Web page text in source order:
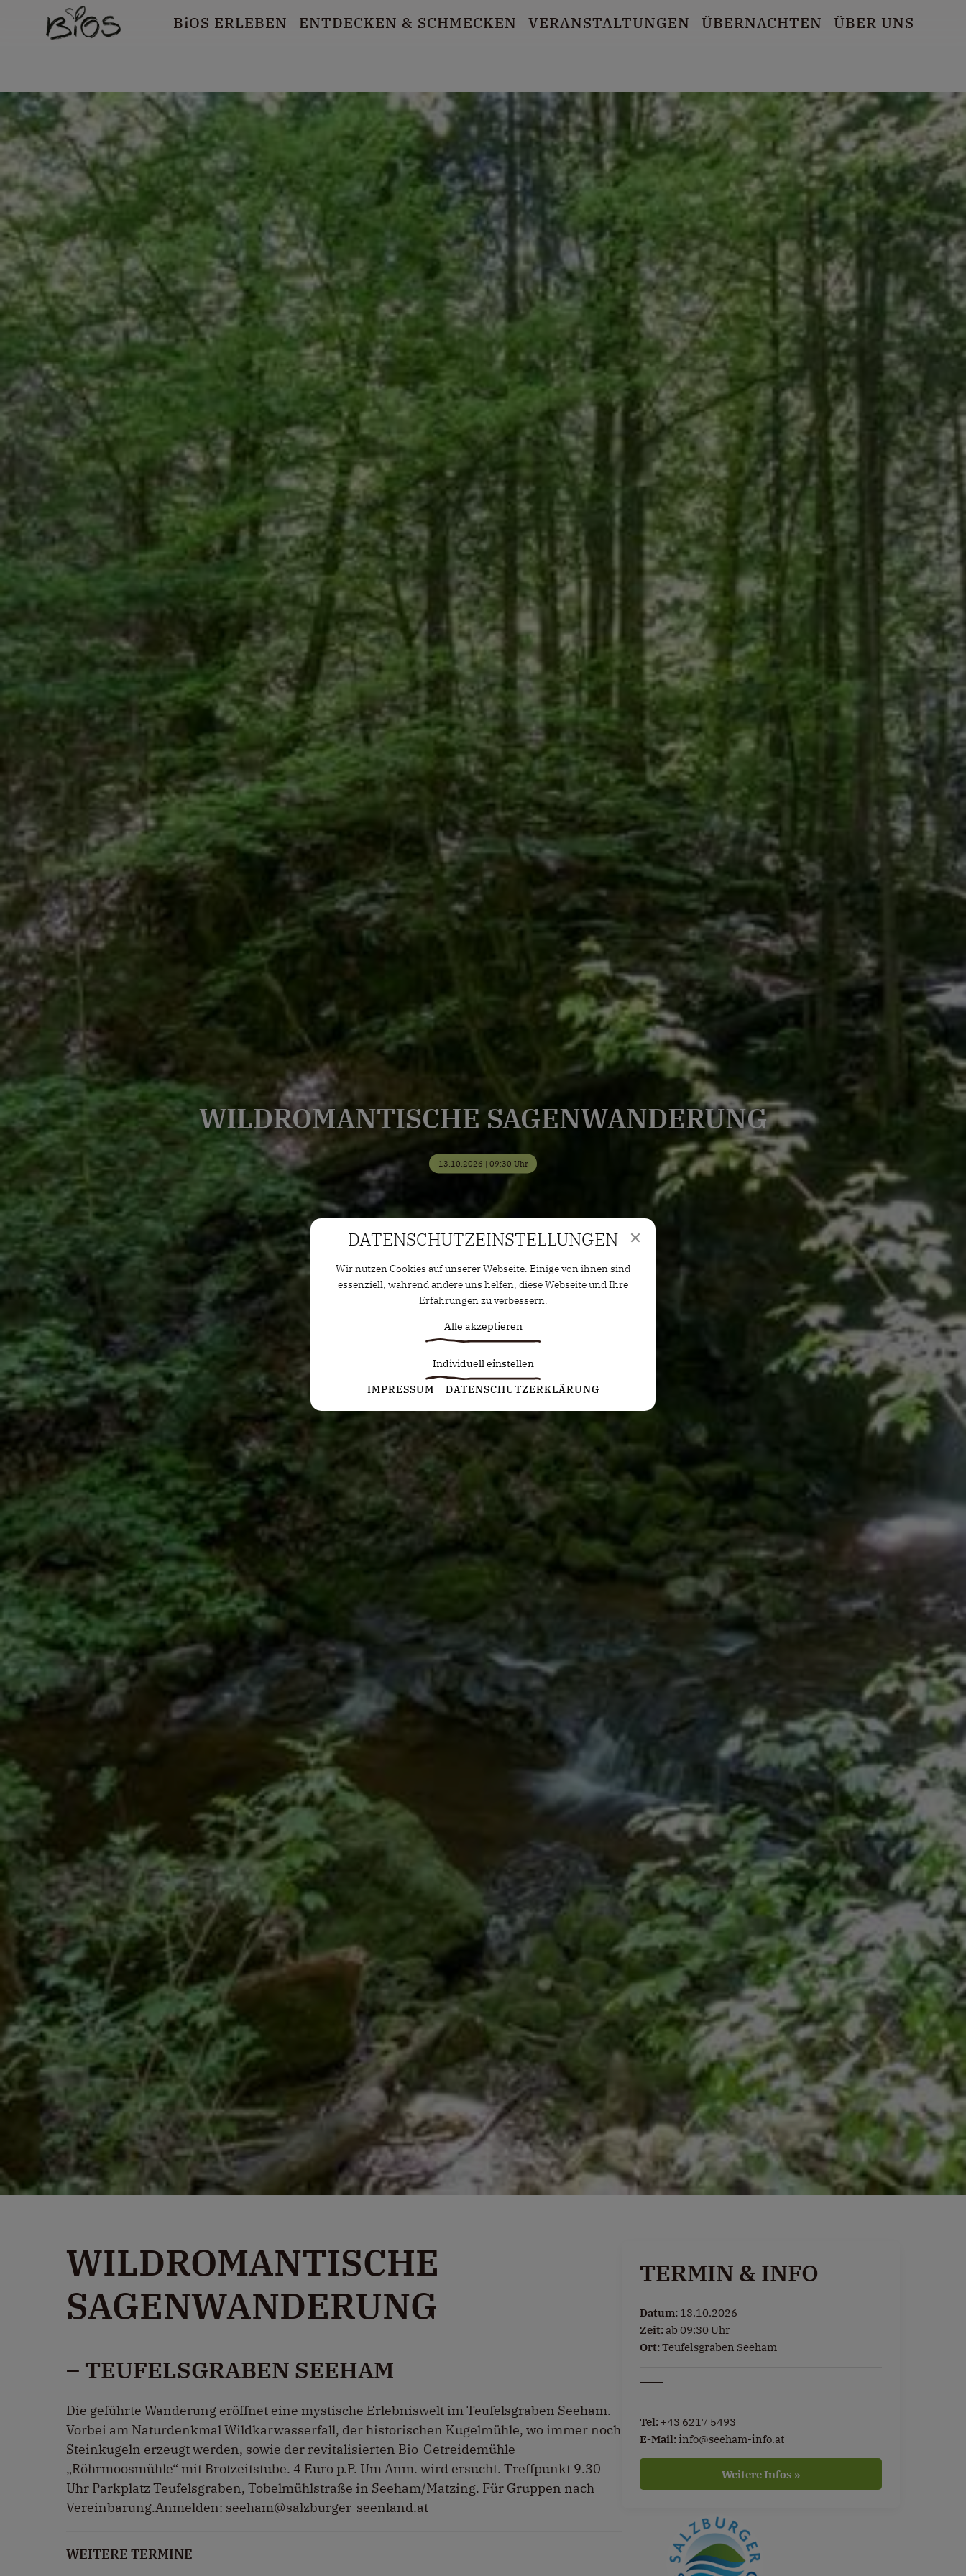
BiOS ERLEBEN ENTDECKEN & SCHMECKEN VERANSTALTUNGEN ÜBERNACHTEN ÜBER UNS
WILDROMANTISCHE SAGENWANDERUNG
13.10.2026 | 09:30 Uhr
WILDROMANTISCHE
SAGENWANDERUNG
– TEUFELSGRABEN SEEHAM
Die geführte Wanderung eröffnet eine mystische Erlebniswelt im Teufelsgraben Seeham.
Vorbei am Naturdenkmal Wildkarwasserfall, der historischen Kugelmühle, wo immer noch
Steinkugeln erzeugt werden, sowie der revitalisierten Bio-Getreidemühle
„Röhrmoosmühle“ mit Brotzeitstube. 4 Euro p.P. Um Anm. wird ersucht. Treffpunkt 9.30
Uhr Parkplatz Teufelsgraben, Tobelmühlstraße in Seeham/Matzing. Für Gruppen nach
Vereinbarung.Anmelden: seeham@salzburger-seenland.at
WEITERE TERMINE
TERMIN & INFO
Datum: 13.10.2026
Zeit: ab 09:30 Uhr
Ort:Teufelsgraben Seeham
Tel: +43 6217 5493
E-Mail:info@seeham-info.at
Weitere Infos »
DATENSCHUTZ­EINSTELLUNGEN
Wir nutzen Cookies auf unserer Webseite. Einige von ihnen sind
essenziell, während andere uns helfen, diese Webseite und Ihre
Erfahrungen zu verbessern.
Alle akzeptieren
Individuell einstellen
Statistiken
Diese Cookies erfassen anonyme Statistiken. Diese
Informationen helfen uns zu verstehen, wie wir unsere Website
noch weiter optimieren können.
Google Analytics
Marketing
Marketing Cookies werden von Drittanbietern oder Publishern
verwendet, um personalisierte Werbung anzuzeigen. Sie tun
dies, indem sie Besucher über Websites hinweg verfolgen.
Wenn Cookies von externen Medien akzeptiert werden, bedarf
der Zugriff auf externe Inhalte keiner manuellen Zustimmung
Google Maps
Eingebettete Inhalte
IMPRESSUM DATENSCHUTZERKLÄRUNG